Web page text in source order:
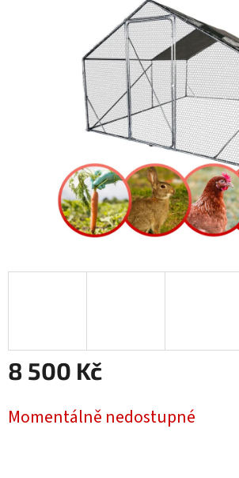
8 500 Kč
cena:
Momentálně nedostupné